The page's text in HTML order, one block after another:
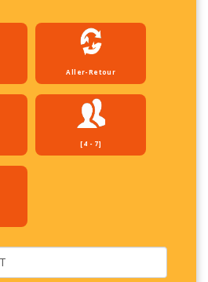
Aller-Retour
[4 - 7]